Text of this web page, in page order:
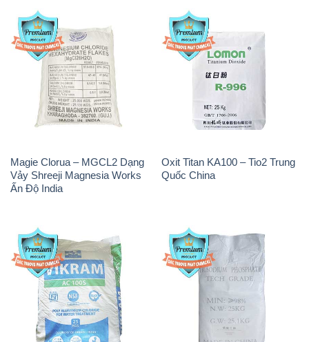
Magie Clorua – MGCL2 Dạng
Vảy Shreeji Magnesia Works
Ấn Độ India
Oxit Titan KA100 – Tio2 Trung
Quốc China